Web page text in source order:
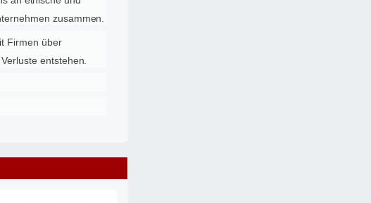
zusammen.
Firmen über
entstehen.